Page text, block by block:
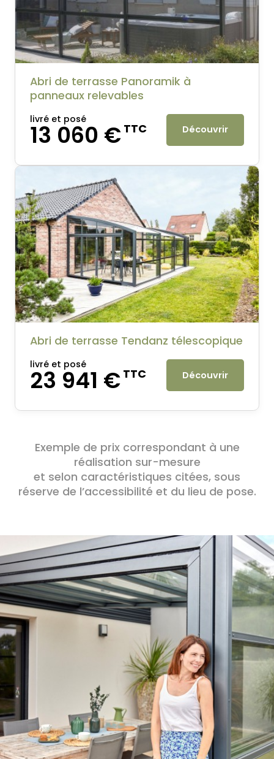
Abri de terrasse Panoramik à
panneaux relevables
livré et posé
13 060 €TTC Découvrir
Abri de terrasse Tendanz télescopique
livré et posé
23 941 €TTC Découvrir
Exemple de prix correspondant à une
réalisation sur-mesure
et selon caractéristiques citées, sous
réserve de l’accessibilité et du lieu de pose.